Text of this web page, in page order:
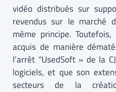
vidéo distribués sur
revendus sur le marché
même principe.
acquis de manière
l’arrêt “UsedSoft » de la
logiciels, et que son
secteurs de la